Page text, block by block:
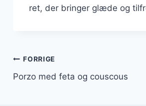
ret, der bringer glæde og
Indlægsnavigation
FORRIGE
Porzo med feta og couscous